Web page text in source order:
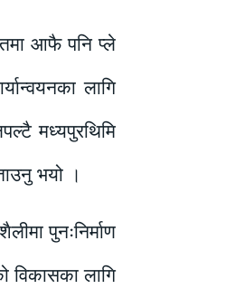
आफै पनि प्ले
लागि
मध्यपुरथिमि
भयो ।
पुनःनिर्माण
विकासका लागि